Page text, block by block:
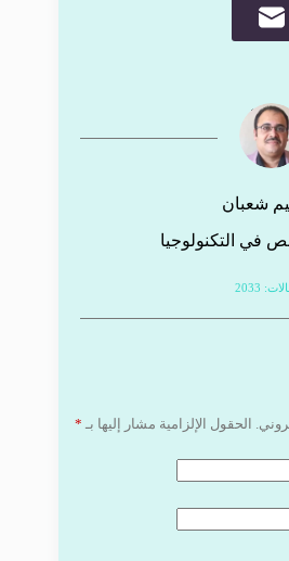
شعبان
التكنولوجيا
2033
الحقول الإلزامية مشار إليها بـ *